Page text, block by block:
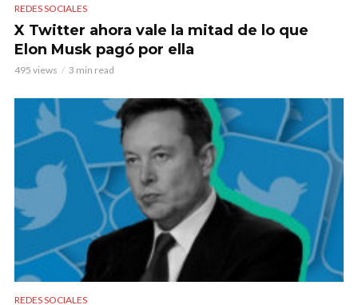
REDES SOCIALES
X Twitter ahora vale la mitad de lo que
Elon Musk pagó por ella
495 views 3 min read
REDES SOCIALES